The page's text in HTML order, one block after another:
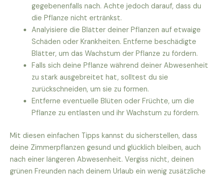
gegebenenfalls nach. Achte jedoch darauf, dass du
die Pflanze nicht ertränkst.
Analyisiere die Blätter deiner Pflanzen auf etwaige
Schäden oder Krankheiten. Entferne beschädigte
Blätter, um das Wachstum der Pflanze zu fördern.
Falls sich deine Pflanze während deiner Abwesenheit
zu stark ausgebreitet hat, solltest du sie
zurückschneiden, um sie zu formen.
Entferne eventuelle Blüten oder Früchte, um die
Pflanze zu entlasten und ihr Wachstum zu fördern.
Mit diesen einfachen Tipps kannst du sicherstellen, dass
deine Zimmerpflanzen gesund und glücklich bleiben, auch
nach einer längeren Abwesenheit. Vergiss nicht, deinen
grünen Freunden nach deinem Urlaub ein wenig zusätzliche